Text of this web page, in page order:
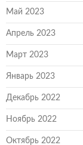
Май 2023
Апрель 2023
Март 2023
Январь 2023
Декабрь 2022
Ноябрь 2022
Октябрь 2022